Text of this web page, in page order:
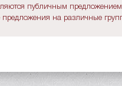
публичным
на различные